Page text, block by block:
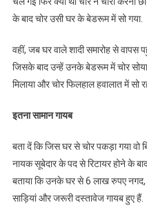
के बाद चोर उसी घर के बेडरूम में सो गया.
वहीं, जब घर वाले शादी समारोह से वापस
जिसके बाद उन्हें उनके बेडरूम में चोर
मिलाया और चोर फिलहाल हवालात में सो
इतना सामान गायब
बता दें कि जिस घर से चोर पकड़ा गया वो
नायक सूबेदार के पद से रिटायर होने के
बताया कि उनके घर से 6 लाख रुपए नगद,
साड़ियां और जरूरी दस्तावेज गायब हुए हैं.